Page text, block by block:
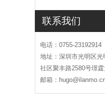
联系我们
电话：0755-23192914
地址：深圳市光明区光
社区聚丰路2580号璟
邮箱：